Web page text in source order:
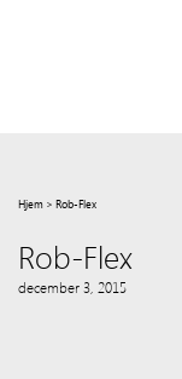
Hjem > Rob-Flex
Rob-Flex
december 3, 2015